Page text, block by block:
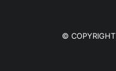
© COPYRIGHT